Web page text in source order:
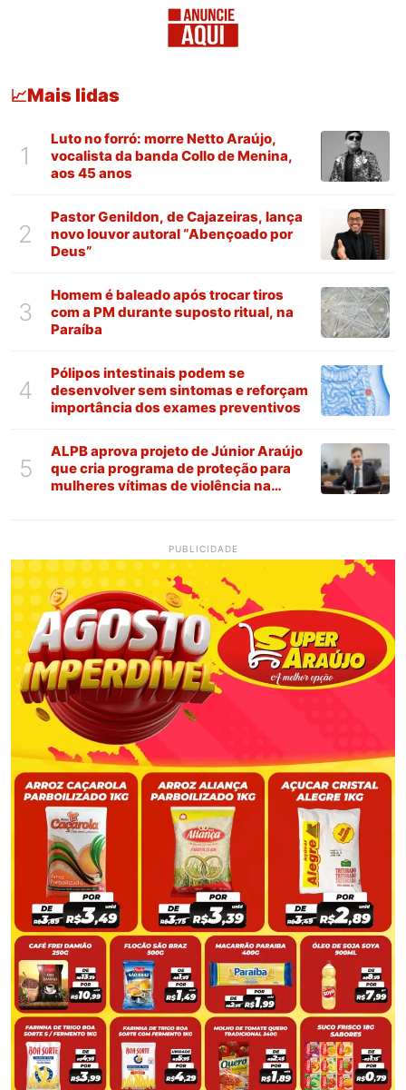
📈Mais lidas
1
Luto no forró: morre Netto Araújo,
vocalista da banda Collo de Menina,
aos 45 anos
2
Pastor Genildon, de Cajazeiras, lança
novo louvor autoral “Abençoado por
Deus”
3
Homem é baleado após trocar tiros
com a PM durante suposto ritual, na
Paraíba
4
Pólipos intestinais podem se
desenvolver sem sintomas e reforçam
importância dos exames preventivos
5
ALPB aprova projeto de Júnior Araújo
que cria programa de proteção para
mulheres vítimas de violência na
PUBLICIDADE